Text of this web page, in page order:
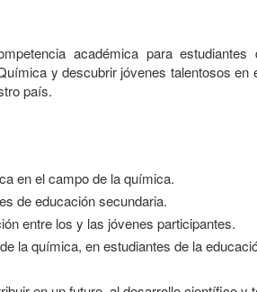
académica para estudiantes
y descubrir jóvenes talentosos en
país.
en el campo de la química.
de educación secundaria.
entre los y las jóvenes participantes.
la química, en estudiantes de la